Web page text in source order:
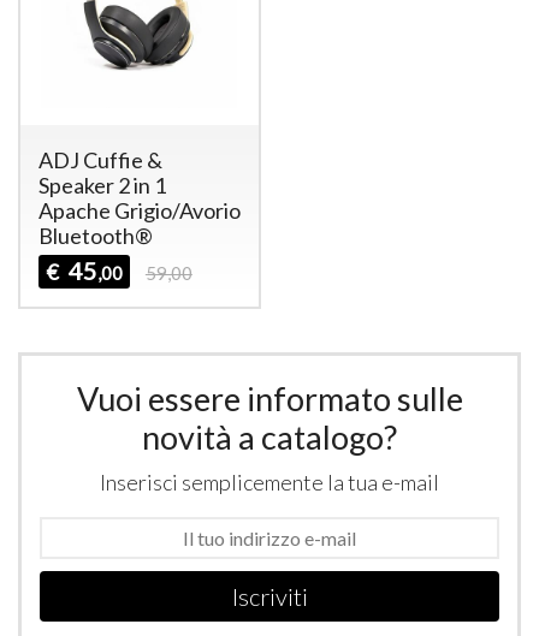
ADJ Cuffie &
Speaker 2 in 1
Apache Grigio/Avorio
Bluetooth®
€ 45,00 59,00
Vuoi essere informato sulle
novità a catalogo?
Inserisci semplicemente la tua e-mail
Iscriviti